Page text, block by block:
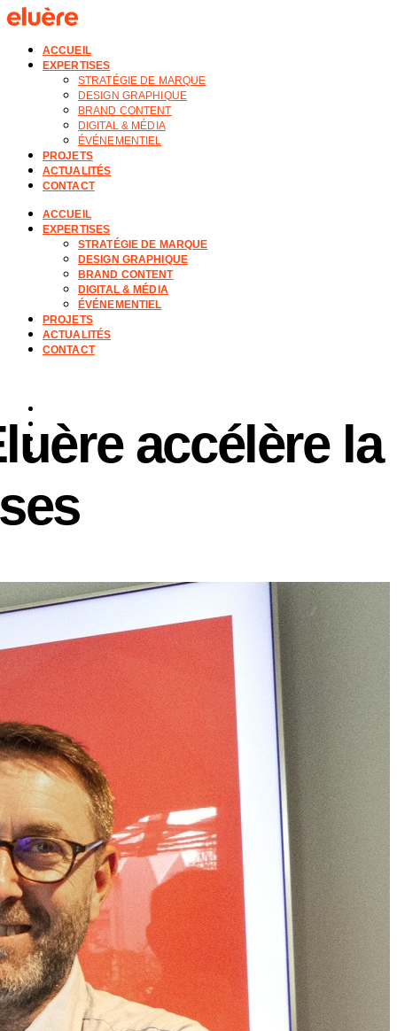
ACCUEIL
EXPERTISES
STRATÉGIE DE MARQUE
DESIGN GRAPHIQUE
BRAND CONTENT
DIGITAL & MÉDIA
ÉVÉNEMENTIEL
PROJETS
ACTUALITÉS
CONTACT
ACCUEIL
EXPERTISES
STRATÉGIE DE MARQUE
DESIGN GRAPHIQUE
BRAND CONTENT
DIGITAL & MÉDIA
ÉVÉNEMENTIEL
PROJETS
ACTUALITÉS
CONTACT
accélère la